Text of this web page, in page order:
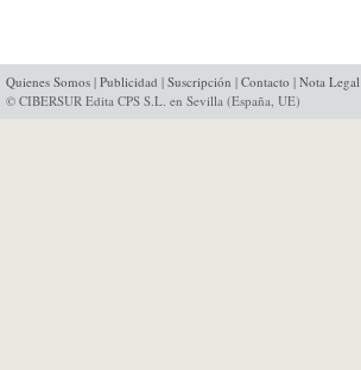
Quienes Somos | Publicidad | Suscripción | Contacto | Nota Legal
© CIBERSUR Edita CPS S.L. en Sevilla (España, UE)